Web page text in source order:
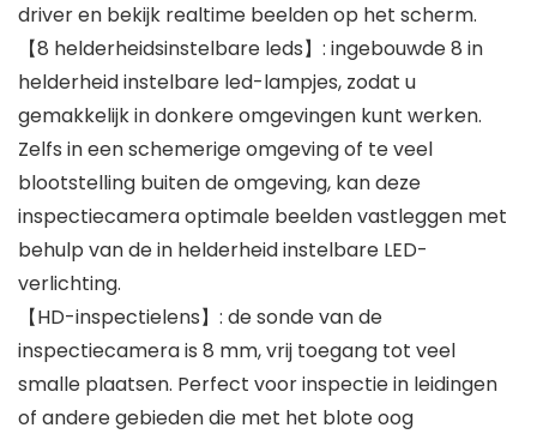
driver en bekijk realtime beelden op het scherm.
【8 helderheidsinstelbare leds】: ingebouwde 8 in
helderheid instelbare led-lampjes, zodat u
gemakkelijk in donkere omgevingen kunt werken.
Zelfs in een schemerige omgeving of te veel
blootstelling buiten de omgeving, kan deze
inspectiecamera optimale beelden vastleggen met
behulp van de in helderheid instelbare LED-
verlichting.
【HD-inspectielens】: de sonde van de
inspectiecamera is 8 mm, vrij toegang tot veel
smalle plaatsen. Perfect voor inspectie in leidingen
of andere gebieden die met het blote oog